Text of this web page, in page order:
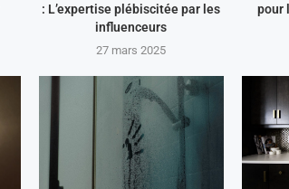
: L’expertise plébiscitée par les
influenceurs
27 mars 2025
pour